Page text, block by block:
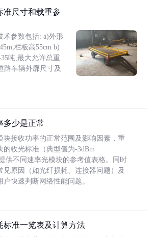
准尺寸和载重参
术参数包括: a)外形
栏板高55cm b)
吨,最大允许总重
路车辆外廓尺寸及
多少是正常
块接收功率的正常范围及影响因素，重
的收光标准（典型值为-3dBm
供不同速率光模块的参考值表格。同时
见原因（如光纤损耗、连接器问题）及
快速判断网络性能问题。
标准一览表及计算方法